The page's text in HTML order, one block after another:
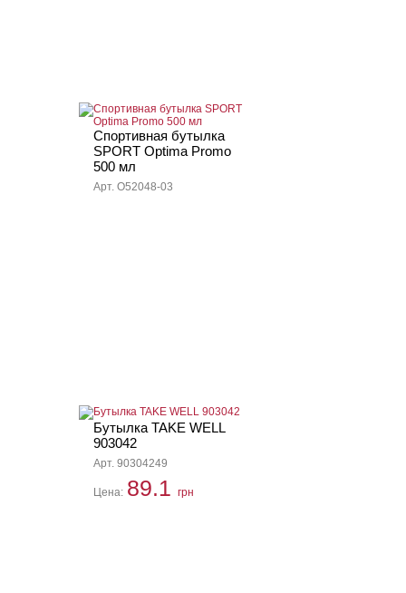
Спортивная бутылка
SPORT Optima Promo
500 мл
Арт. O52048-03
Бутылка TAKE WELL
903042
Арт. 90304249
Цена: 89.1 грн